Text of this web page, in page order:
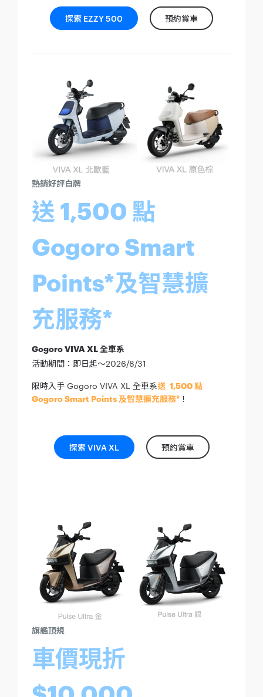
探索 EZZY 500 預約賞車
熱銷好評白牌
送 1,500 點
Gogoro Smart
Points*及智慧擴
充服務*
Gogoro VIVA XL 全車系
活動期間：即日起～2026/8/31
限時入手 Gogoro VIVA XL 全車系送 1,500 點
Gogoro Smart Points 及智慧擴充服務* ！
探索 VIVA XL 預約賞車
旗艦頂規
車價現折